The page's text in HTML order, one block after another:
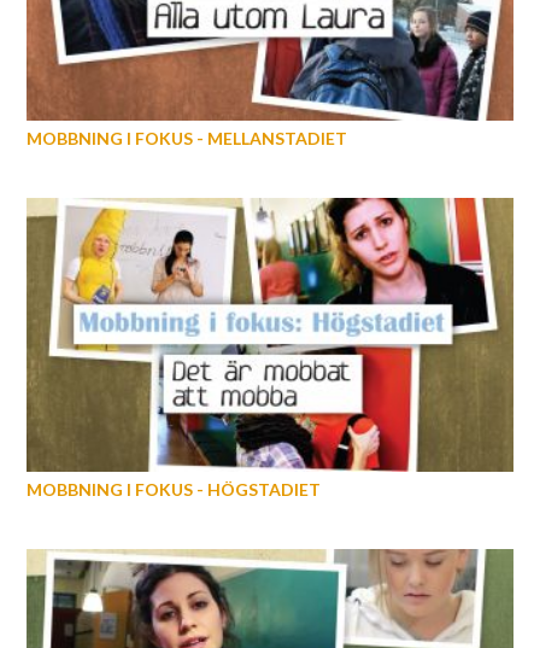
MOBBNING I FOKUS - MELLANSTADIET
MOBBNING I FOKUS - HÖGSTADIET